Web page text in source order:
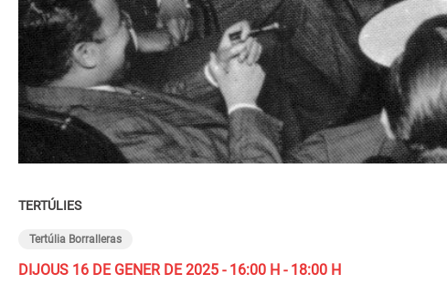
TERTÚLIES
Tertúlia Borralleras
DIJOUS 16 DE GENER DE 2025 - 16:00 H - 18:00 H